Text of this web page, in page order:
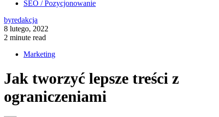
SEO / Pozycjonowanie
byredakcja
8 lutego, 2022
2 minute read
Marketing
Jak tworzyć lepsze treści z
ograniczeniami